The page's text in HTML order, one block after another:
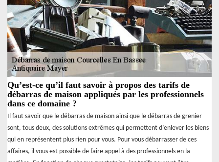
Qu’est-ce qu’il faut savoir à propos des tarifs de
débarras de maison appliqués par les professionnels
dans ce domaine ?
Il faut savoir que le débarras de maison ainsi que le débarras de grenier
sont, tous deux, des solutions extrêmes qui permettent d’enlever les biens
qui en représentent plus rien pour vous. Pour vous débarrasser de ces
affaires, il vous est possible de faire appel à des professionnels en la